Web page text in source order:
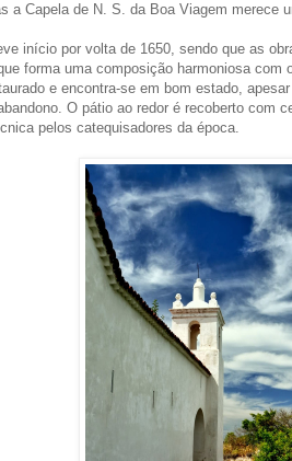
a Capela de N. S. da Boa Viagem merece
início por volta de 1650, sendo que as
forma uma composição harmoniosa com
e encontra-se em bom estado,
O pátio ao redor é recoberto com
pelos catequisadores da época.